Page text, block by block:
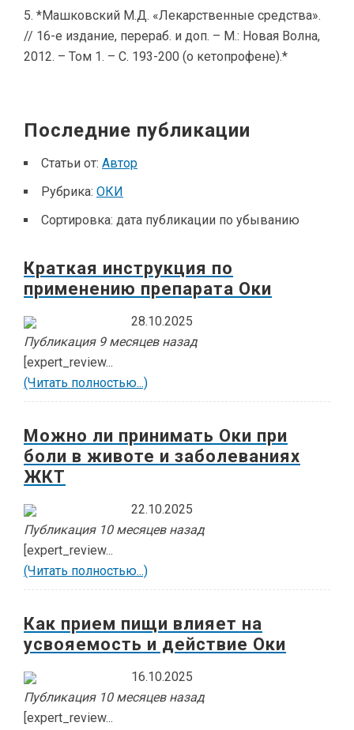
*Машковский М.Д. «Лекарственные средства».
// 16-е издание, перераб. и доп. – М.: Новая Волна,
2012. – Том 1. – С. 193-200 (о кетопрофене).*
Последние публикации
Статьи от: Автор
Рубрика: ОКИ
Сортировка: дата публикации по убыванию
Краткая инструкция по
применению препарата Оки
28.10.2025
Публикация 9 месяцев назад
[expert_review...
(Читать полностью...)
Можно ли принимать Оки при
боли в животе и заболеваниях
ЖКТ
22.10.2025
Публикация 10 месяцев назад
[expert_review...
(Читать полностью...)
Как прием пищи влияет на
усвояемость и действие Оки
16.10.2025
Публикация 10 месяцев назад
[expert_review...